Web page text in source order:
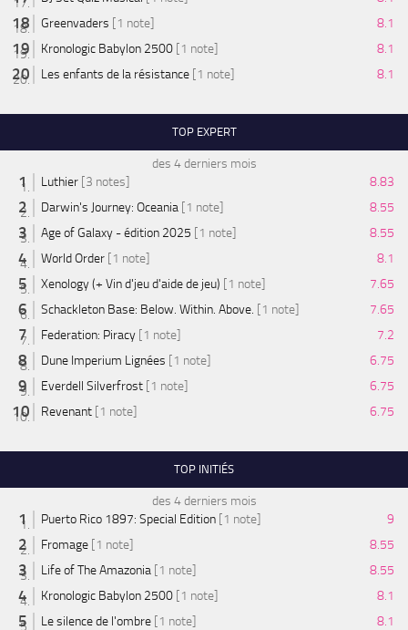
Greenvaders [1 note]
8.1
Kronologic Babylon 2500 [1 note]
8.1
Les enfants de la résistance [1 note] 8.1
TOP EXPERT
des 4 derniers mois
Luthier [3 notes]
8.83
Darwin's Journey: Oceania [1 note]
8.55
Age of Galaxy - édition 2025 [1 note]
8.55
World Order [1 note]
8.1
Xenology (+ Vin d'jeu d'aide de jeu) [1 note]
7.65
Schackleton Base: Below. Within. Above. [1 note]
7.65
Federation: Piracy [1 note]
7.2
Dune Imperium Lignées [1 note]
6.75
Everdell Silverfrost [1 note]
6.75
Revenant [1 note] 6.75
TOP INITIÉS
des 4 derniers mois
Puerto Rico 1897: Special Edition [1 note]
9
Fromage [1 note]
8.55
Life of The Amazonia [1 note]
8.55
Kronologic Babylon 2500 [1 note]
8.1
Le silence de l'ombre [1 note]
8.1